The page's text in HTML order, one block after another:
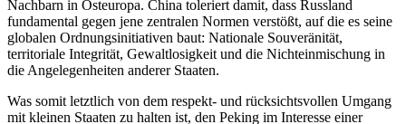
Nachbarn in Osteuropa. China toleriert damit, dass Russland
fundamental gegen jene zentralen Normen verstößt, auf die es seine
globalen Ordnungsinitiativen baut: Nationale Souveränität,
territoriale Integrität, Gewaltlosigkeit und die Nichteinmischung in
die Angelegenheiten anderer Staaten.
Was somit letztlich von dem respekt- und rücksichtsvollen Umgang
mit kleinen Staaten zu halten ist, den Peking im Interesse einer